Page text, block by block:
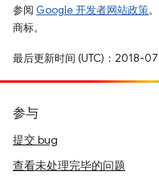
参阅 Google 开发者网站政策
商标。
最后更新时间 (UTC)：2018-07-
参与
提交 bug
查看未处理完毕的问题